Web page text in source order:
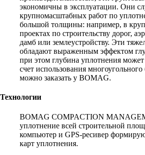
экономичны в эксплуатации. Они
крупномасштабных работ по
большой толщины: например, в
проектах по строительству дорог,
дамб или землеустройству. Эти
обладают выраженным эффектом
при этом глубина уплотнения может
счет использования
можно заказать у BOMAG.
Технологии
BOMAG COMPACTION
уплотнение всей строительной
компьютер и GPS-ресивер
карт уплотнения.